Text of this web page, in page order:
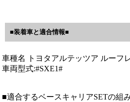
■装着車と適合情報■
車種名 トヨタアルテッツア ルーフ
車両型式:#SXE1#
■適合するベースキャリアSETの組